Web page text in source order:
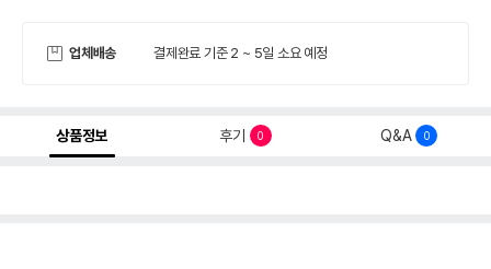
업체배송 결제완료 기준 2 ~ 5일 소요 예정
상품정보 후기 0 Q&A 0